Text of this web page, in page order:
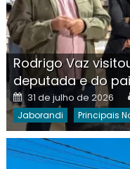
Rodrigo Vaz
deputada e do pai
Posted
on
31 de julho de 2026
Jaborandi Principais